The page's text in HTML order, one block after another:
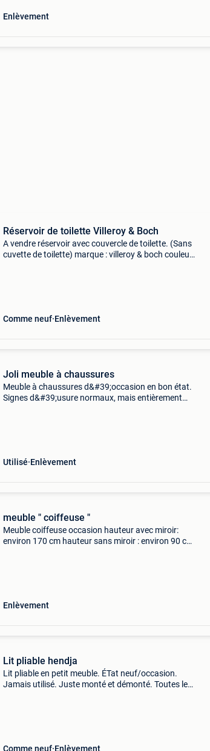
Enlèvement
Réservoir de toilette Villeroy & Boch
A vendre réservoir avec couvercle de toilette. (Sans
cuvette de toilette) marque : villeroy & boch couleur
Comme neuf Enlèvement
Joli meuble à chaussures
Meuble à chaussures d&#39;occasion en bon état.
Signes d&#39;usure normaux, mais entièrement
Utilisé Enlèvement
meuble " coiffeuse "
Meuble coiffeuse occasion hauteur avec miroir:
environ 170 cm hauteur sans miroir : environ 90 cm
Enlèvement
Lit pliable hendja
Lit pliable en petit meuble. ÉTat neuf/occasion.
Jamais utilisé. Juste monté et démonté. Toutes les
Comme neuf Enlèvement